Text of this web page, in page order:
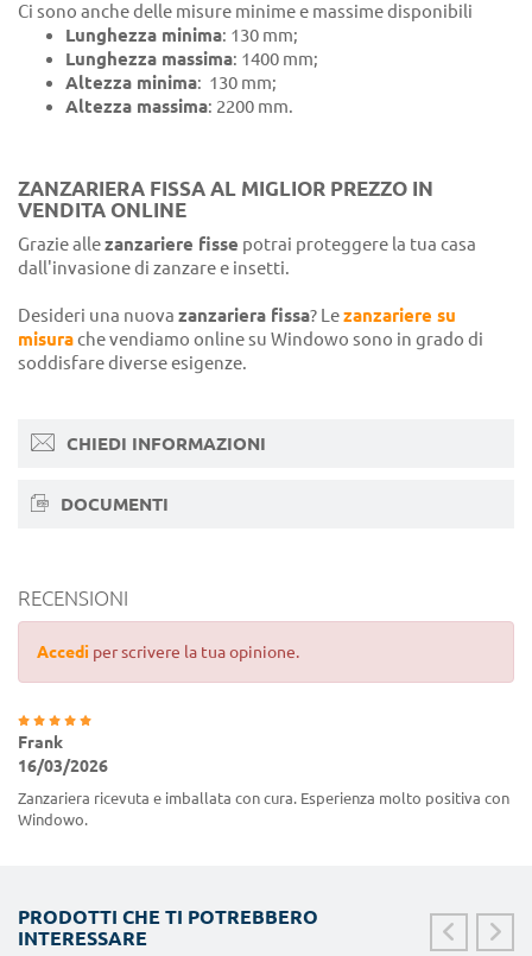
Ci sono anche delle misure minime e massime disponibili
Lunghezza minima: 130 mm;
Lunghezza massima: 1400 mm;
Altezza minima: 130 mm;
Altezza massima: 2200 mm.
ZANZARIERA FISSA AL MIGLIOR PREZZO IN
VENDITA ONLINE
Grazie allezanzariere fisse potrai proteggere la tua casa
dall'invasione di zanzare e insetti.
Desideri una nuova zanzariera fissa? Lezanzariere su
misurache vendiamo online su Windowo sono in grado di
soddisfare diverse esigenze.
CHIEDI INFORMAZIONI
DOCUMENTI
RECENSIONI
Accedi per scrivere la tua opinione.
Frank
16/03/2026
Zanzariera ricevuta e imballata con cura. Esperienza molto positiva con
Windowo.
PRODOTTI CHE TI POTREBBERO
INTERESSARE